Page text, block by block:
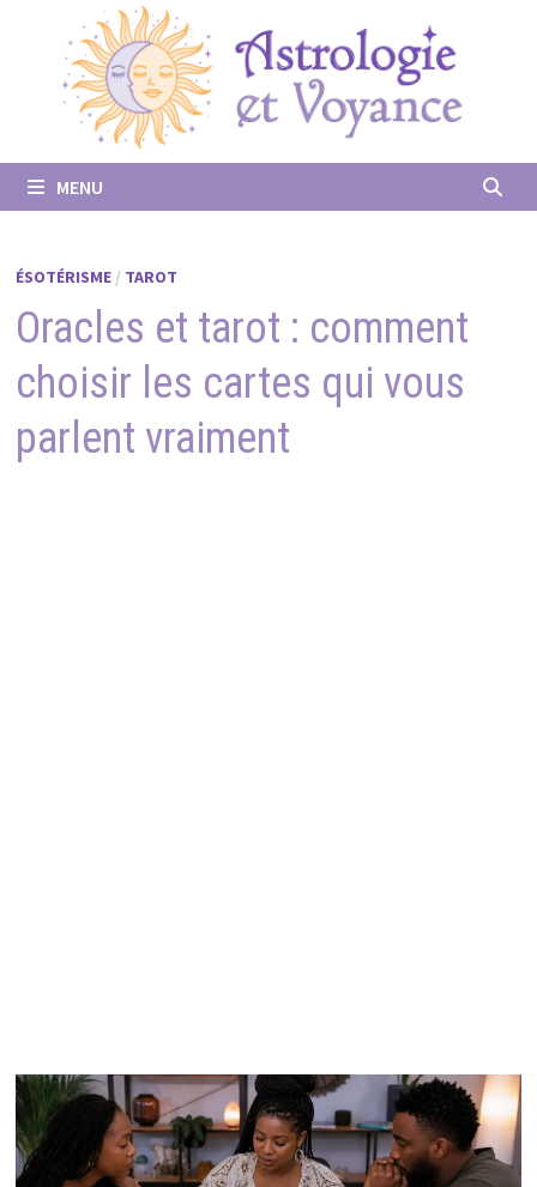
contenu
MENU
ÉSOTÉRISME/ TAROT
Oracles et tarot : comment
choisir les cartes qui vous
parlent vraiment